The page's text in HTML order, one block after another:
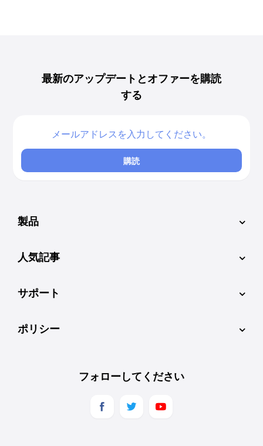
最新のアップデートとオファーを購読
する
購読
製品
人気記事
サポート
ポリシー
フォローしてください